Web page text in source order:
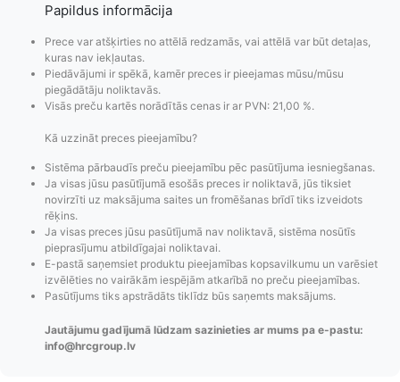
Pasūtījumu statusa
maiņas
Izsekošana,
Pasūtījumu re-
Visi pieejamie
piegādes veidi un
lietotāja konta
PayPal
Papildus informācija
Prece var atšķirties no attēlā redzamās, vai attēlā var būt detaļas,
kuras nav iekļautas.
Piedāvājumi ir spēkā, kamēr preces ir pieejamas mūsu/mūsu
piegādātāju noliktavās.
Visās preču kartēs norādītās cenas ir ar PVN: 21,00 %.
Kā uzzināt preces pieejamību?
Sistēma pārbaudīs preču pieejamību pēc pasūtījuma iesniegšanas.
Ja visas jūsu pasūtījumā esošās preces ir noliktavā, jūs tiksiet
novirzīti uz maksājuma saites un fromēšanas brīdī tiks izveidots
rēķins.
Ja visas preces jūsu pasūtījumā nav noliktavā, sistēma nosūtīs
pieprasījumu atbildīgajai noliktavai.
E-pastā saņemsiet produktu pieejamības kopsavilkumu un varēsiet
izvēlēties no vairākām iespējām atkarībā no preču pieejamības.
Pasūtījums tiks apstrādāts tiklīdz būs saņemts maksājums.
Jautājumu gadījumā lūdzam sazinieties ar mums pa e-pastu:
info@hrcgroup.lv